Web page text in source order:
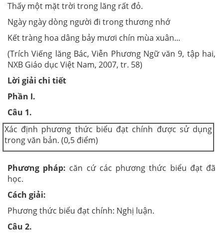
Thấy một mặt trời trong lăng rất đỏ.
Ngày ngày dòng người đi trong thương nhớ
Kết tràng hoa dâng bảy mươi chín mùa xuân...
(Trích Viếng lăng Bác, Viễn Phương Ngữ văn 9, tập hai,
NXB Giáo dục Việt Nam, 2007, tr. 58)
Lời giải chi tiết
Phần I.
Câu 1.
Xác định phương thức biểu đạt chính được sử dụng
trong văn bản. (0,5 điểm)
Phương pháp: căn cứ các phương thức biểu đạt đã
học.
Cách giải:
Phương thức biểu đạt chính: Nghị luận.
Câu 2.